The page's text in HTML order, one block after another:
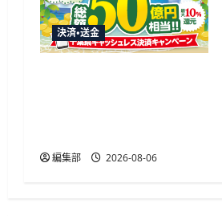
決済・送金
編集部 2026-08-06